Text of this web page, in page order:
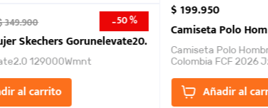
2026
349.900 -50 %
Skechers Gorunelevate20.
129000Wmnt
al carrito
$199.950
Camiseta Polo
Camiseta Polo
Colombia FCF 2026
un estilo de...
Añadir al